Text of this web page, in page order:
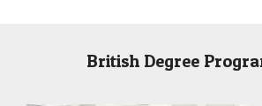
British Degree